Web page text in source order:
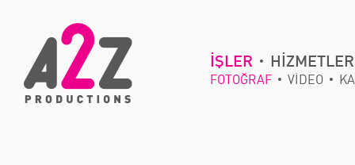
İŞLER
HİZMETLER
FOTOĞRAF
VİDEO